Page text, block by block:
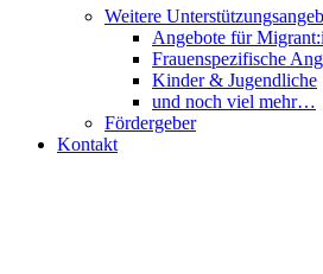
Weitere
Angebote für
Frauenspezifische
Kinder & Jugendliche
und noch viel mehr…
Fördergeber
Kontakt